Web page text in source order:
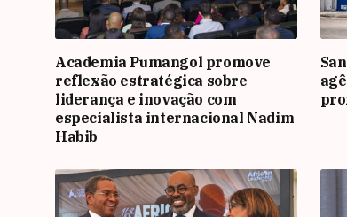
Academia Pumangol promove
reflexão estratégica sobre
liderança e inovação com
especialista internacional Nadim
Habib